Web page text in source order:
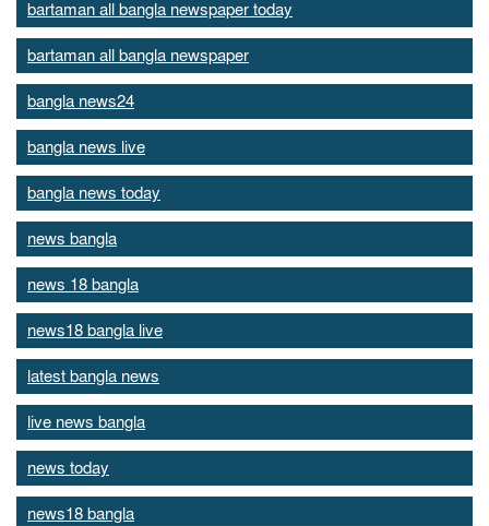
bartaman all bangla newspaper today
bartaman all bangla newspaper
bangla news24
bangla news live
bangla news today
news bangla
news 18 bangla
news18 bangla live
latest bangla news
live news bangla
news today
news18 bangla